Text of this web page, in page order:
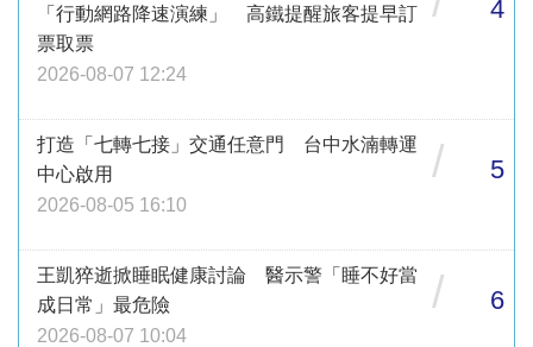
「行動網路降速演練」 高鐵提醒旅客提早訂
票取票
2026-08-07 12:24
4
打造「七轉七接」交通任意門 台中水湳轉運
中心啟用
2026-08-05 16:10
/ 5
王凱猝逝掀睡眠健康討論 醫示警「睡不好當
成日常」最危險
2026-08-07 10:04
/ 6